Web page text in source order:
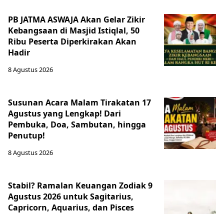
PB JATMA ASWAJA Akan Gelar Zikir
Kebangsaan di Masjid Istiqlal, 50
Ribu Peserta Diperkirakan Akan
Hadir
8 Agustus 2026
Susunan Acara Malam Tirakatan 17
Agustus yang Lengkap! Dari
Pembuka, Doa, Sambutan, hingga
Penutup!
8 Agustus 2026
Stabil? Ramalan Keuangan Zodiak 9
Agustus 2026 untuk Sagitarius,
Capricorn, Aquarius, dan Pisces